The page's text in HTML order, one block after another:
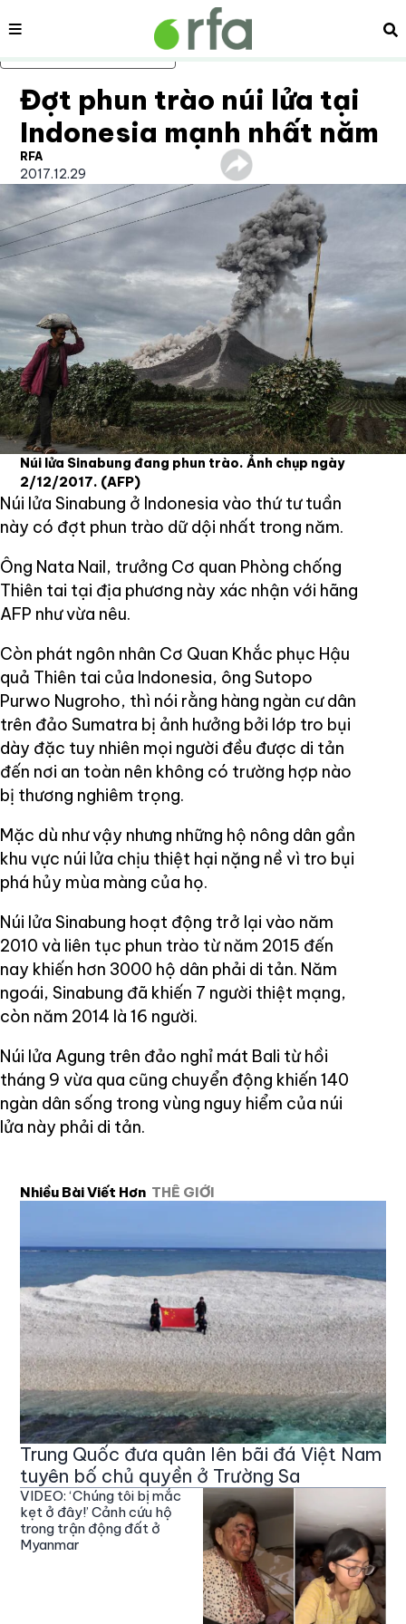
Bỏ qua nội dung chính
Nội dung
Đợt phun trào núi lửa tại
Indonesia mạnh nhất năm
RFA
2017.12.29
Núi lửa Sinabung đang phun trào. Ảnh chụp ngày
2/12/2017. (AFP)
Núi lửa Sinabung ở Indonesia vào thứ tư tuần
này có đợt phun trào dữ dội nhất trong năm.
Ông Nata Nail, trưởng Cơ quan Phòng chống
Thiên tai tại địa phương này xác nhận với hãng
AFP như vừa nêu.
Còn phát ngôn nhân Cơ Quan Khắc phục Hậu
quả Thiên tai của Indonesia, ông Sutopo
Purwo Nugroho, thì nói rằng hàng ngàn cư dân
trên đảo Sumatra bị ảnh hưởng bởi lớp tro bụi
dày đặc tuy nhiên mọi người đều được di tản
đến nơi an toàn nên không có trường hợp nào
bị thương nghiêm trọng.
Mặc dù như vậy nhưng những hộ nông dân gần
khu vực núi lửa chịu thiệt hại nặng nề vì tro bụi
phá hủy mùa màng của họ.
Núi lửa Sinabung hoạt động trở lại vào năm
2010 và liên tục phun trào từ năm 2015 đến
nay khiến hơn 3000 hộ dân phải di tản. Năm
ngoái, Sinabung đã khiến 7 người thiệt mạng,
còn năm 2014 là 16 người.
Núi lửa Agung trên đảo nghỉ mát Bali từ hồi
tháng 9 vừa qua cũng chuyển động khiến 140
ngàn dân sống trong vùng nguy hiểm của núi
lửa này phải di tản.
Nhiều Bài Viết Hơn THẾ GIỚI
Trung Quốc đưa quân lên bãi đá Việt Nam
tuyên bố chủ quyền ở Trường Sa
VIDEO: ‘Chúng tôi bị mắc
kẹt ở đây!’ Cảnh cứu hộ
trong trận động đất ở
Myanmar